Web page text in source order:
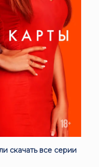
скачать все серии